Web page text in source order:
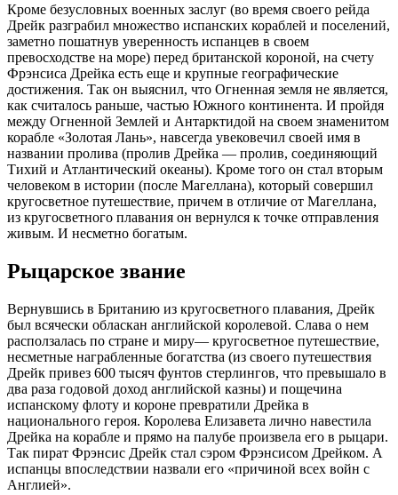
Кроме безусловных военных заслуг (во время своего рейда
Дрейк разграбил множество испанских кораблей и поселений,
заметно пошатнув уверенность испанцев в своем
превосходстве на море) перед британской короной, на счету
Фрэнсиса Дрейка есть еще и крупные географические
достижения. Так он выяснил, что Огненная земля не является,
как считалось раньше, частью Южного континента. И пройдя
между Огненной Землей и Антарктидой на своем знаменитом
корабле «Золотая Лань», навсегда увековечил своей имя в
названии пролива (пролив Дрейка — пролив, соединяющий
Тихий и Атлантический океаны). Кроме того он стал вторым
человеком в истории (после Магеллана), который совершил
кругосветное путешествие, причем в отличие от Магеллана,
из кругосветного плавания он вернулся к точке отправления
живым. И несметно богатым.
Рыцарское звание
Вернувшись в Британию из кругосветного плавания, Дрейк
был всячески обласкан английской королевой. Слава о нем
расползалась по стране и миру— кругосветное путешествие,
несметные награбленные богатства (из своего путешествия
Дрейк привез 600 тысяч фунтов стерлингов, что превышало в
два раза годовой доход английской казны) и пощечина
испанскому флоту и короне превратили Дрейка в
национального героя. Королева Елизавета лично навестила
Дрейка на корабле и прямо на палубе произвела его в рыцари.
Так пират Фрэнсис Дрейк стал сэром Фрэнсисом Дрейком. А
испанцы впоследствии назвали его «причиной всех войн с
Англией».